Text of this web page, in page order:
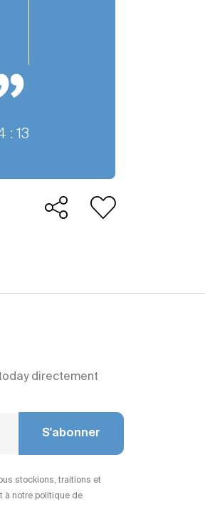
: 13
directement
S'abonner
stockions, traitions et
à notre politique de